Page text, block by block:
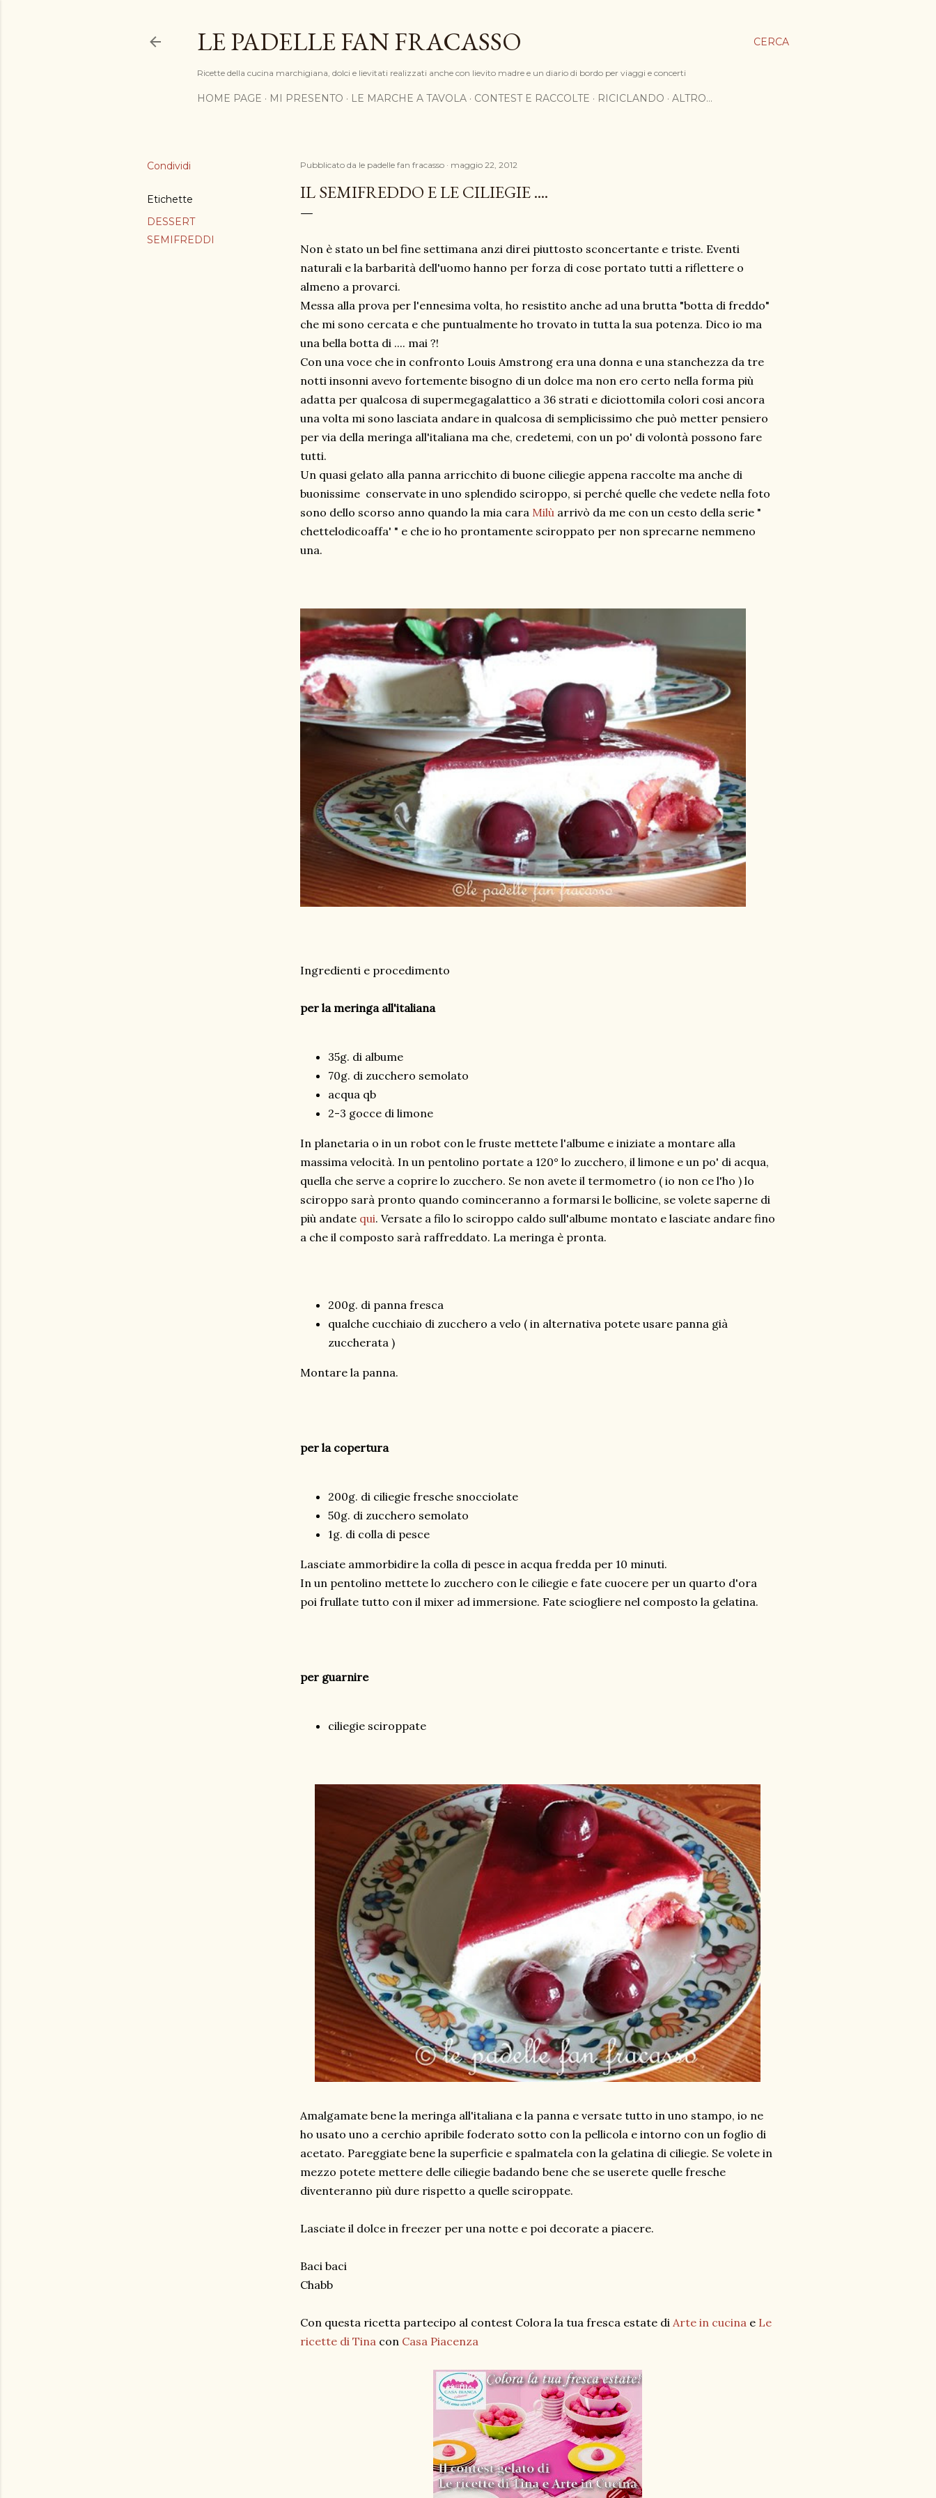
CERCA
LE PADELLE FAN FRACASSO
Ricette della cucina marchigiana, dolci e lievitati realizzati anche con lievito madre e un diario di bordo per viaggi e concerti
HOME PAGE MI PRESENTO LE MARCHE A TAVOLA CONTEST E RACCOLTE RICICLANDO ALTRO…
Condividi
Etichette
DESSERT
SEMIFREDDI
Pubblicato da le padelle fan fracasso maggio 22, 2012
IL SEMIFREDDO E LE CILIEGIE ....
Non è stato un bel fine settimana anzi direi piuttosto sconcertante e triste. Eventi
naturali e la barbarità dell'uomo hanno per forza di cose portato tutti a riflettere o
almeno a provarci.
Messa alla prova per l'ennesima volta, ho resistito anche ad una brutta "botta di freddo"
che mi sono cercata e che puntualmente ho trovato in tutta la sua potenza. Dico io ma
una bella botta di .... mai ?!
Con una voce che in confronto Louis Amstrong era una donna e una stanchezza da tre
notti insonni avevo fortemente bisogno di un dolce ma non ero certo nella forma più
adatta per qualcosa di supermegagalattico a 36 strati e diciottomila colori cosi ancora
una volta mi sono lasciata andare in qualcosa di semplicissimo che può metter pensiero
per via della meringa all'italiana ma che, credetemi, con un po' di volontà possono fare
tutti.
Un quasi gelato alla panna arricchito di buone ciliegie appena raccolte ma anche di
buonissime conservate in uno splendido sciroppo, si perché quelle che vedete nella foto
sono dello scorso anno quando la mia cara Milù arrivò da me con un cesto della serie "
chettelodicoaffa' " e che io ho prontamente sciroppato per non sprecarne nemmeno
una.
Ingredienti e procedimento
per la meringa all'italiana
35g. di albume
70g. di zucchero semolato
acqua qb
2-3 gocce di limone
In planetaria o in un robot con le fruste mettete l'albume e iniziate a montare alla
massima velocità. In un pentolino portate a 120° lo zucchero, il limone e un po' di acqua,
quella che serve a coprire lo zucchero. Se non avete il termometro ( io non ce l'ho ) lo
sciroppo sarà pronto quando cominceranno a formarsi le bollicine, se volete saperne di
più andate qui. Versate a filo lo sciroppo caldo sull'albume montato e lasciate andare fino
a che il composto sarà raffreddato. La meringa è pronta.
200g. di panna fresca
qualche cucchiaio di zucchero a velo ( in alternativa potete usare panna già
zuccherata )
Montare la panna.
per la copertura
200g. di ciliegie fresche snocciolate
50g. di zucchero semolato
1g. di colla di pesce
Lasciate ammorbidire la colla di pesce in acqua fredda per 10 minuti.
In un pentolino mettete lo zucchero con le ciliegie e fate cuocere per un quarto d'ora
poi frullate tutto con il mixer ad immersione. Fate sciogliere nel composto la gelatina.
per guarnire
ciliegie sciroppate
Amalgamate bene la meringa all'italiana e la panna e versate tutto in uno stampo, io ne
ho usato uno a cerchio apribile foderato sotto con la pellicola e intorno con un foglio di
acetato. Pareggiate bene la superficie e spalmatela con la gelatina di ciliegie. Se volete in
mezzo potete mettere delle ciliegie badando bene che se userete quelle fresche
diventeranno più dure rispetto a quelle sciroppate.
Lasciate il dolce in freezer per una notte e poi decorate a piacere.
Baci baci
Chabb
Con questa ricetta partecipo al contest Colora la tua fresca estate di Arte in cucina e Le
ricette di Tina con Casa Piacenza